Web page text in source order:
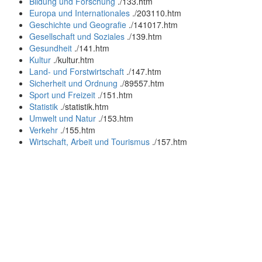
Europa und Internationales ./203110.htm
Geschichte und Geografie ./141017.htm
Gesellschaft und Soziales ./139.htm
Gesundheit ./141.htm
Kultur ./kultur.htm
Land- und Forstwirtschaft ./147.htm
Sicherheit und Ordnung ./89557.htm
Sport und Freizeit ./151.htm
Statistik ./statistik.htm
Umwelt und Natur ./153.htm
Verkehr ./155.htm
Wirtschaft, Arbeit und Tourismus ./157.htm